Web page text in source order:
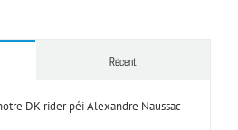
Récent
DK rider péi Alexandre Naussac